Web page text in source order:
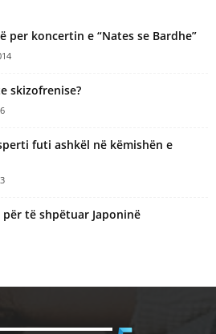
per koncertin e “Nates se Bardhe”
skizofrenise?
futi ashkël në këmishën e
të shpëtuar Japoninë